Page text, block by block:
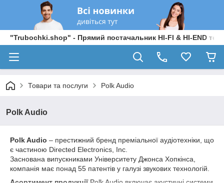
"Trubochki.shop" - Прямий постачальник HI-FI & HI-END
Товари та послуги Polk Audio
Polk Audio
Polk Audio – престижний бренд преміальної аудіотехніки, що
є частиною Directed Electronics, Inc.
Заснована випускниками Університету Джонса Хопкінса,
компанія має понад 55 патентів у галузі звукових технологій.